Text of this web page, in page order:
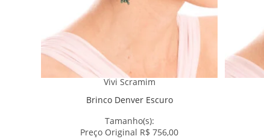
Vivi Scramim
Brinco Denver Escuro
Tamanho(s):
Preço Original R$ 756,00